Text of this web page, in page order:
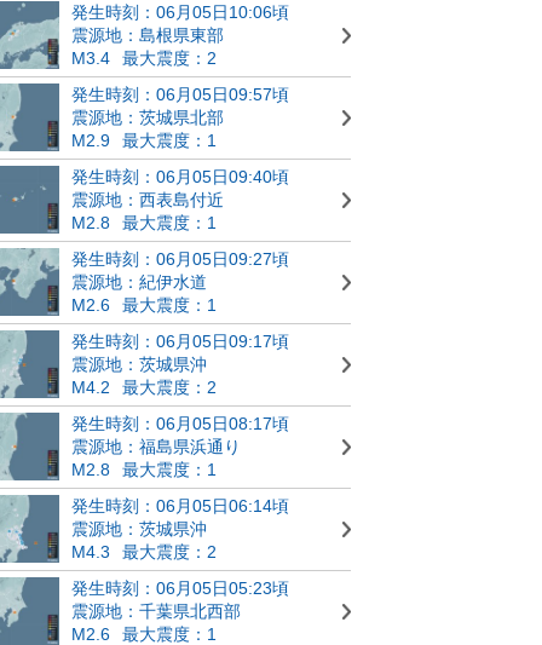
発生時刻：06月05日10:06頃
震源地：島根県東部
M3.4
最大震度：2
発生時刻：06月05日09:57頃
震源地：茨城県北部
M2.9
最大震度：1
発生時刻：06月05日09:40頃
震源地：西表島付近
M2.8
最大震度：1
発生時刻：06月05日09:27頃
震源地：紀伊水道
M2.6
最大震度：1
発生時刻：06月05日09:17頃
震源地：茨城県沖
M4.2
最大震度：2
発生時刻：06月05日08:17頃
震源地：福島県浜通り
M2.8
最大震度：1
発生時刻：06月05日06:14頃
震源地：茨城県沖
M4.3
最大震度：2
発生時刻：06月05日05:23頃
震源地：千葉県北西部
M2.6
最大震度：1